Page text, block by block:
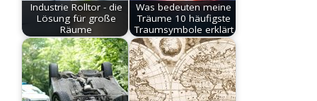
Industrie Rolltor - die
Lösung für große
Räume
Was bedeuten meine
Träume 10 häufigste
Traumsymbole erklärt